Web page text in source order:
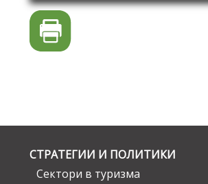
СТРАТЕГИИ И ПОЛИТИКИ
Сектори в туризма